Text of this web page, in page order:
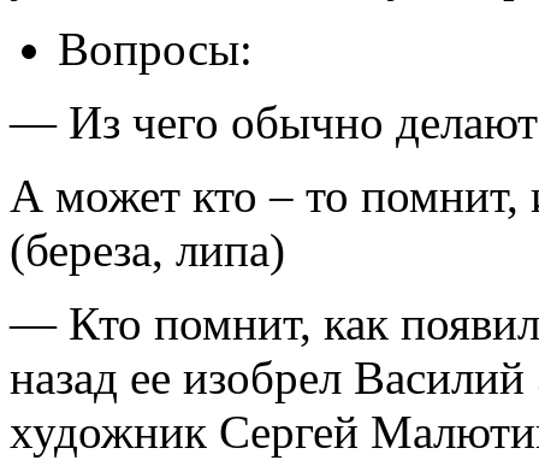
Вопросы:
— Из чего обычно
А может кто – то помнит,
(береза, липа)
— Кто помнит, как
назад ее изобрел
художник Сергей